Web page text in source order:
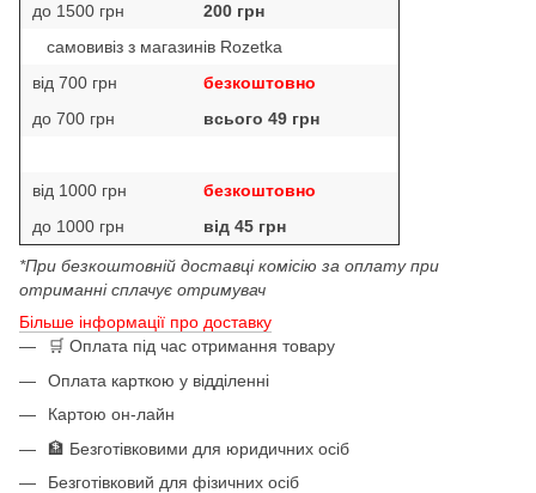
до 1500 грн
200 грн
самовивіз з магазинів Rozetka
від 700 грн
безкоштовно
до 700 грн
всього 49 грн
від 1000 грн
безкоштовно
до 1000 грн
від 45 грн
*При безкоштовній доставці комісію за оплату при
отриманні сплачує отримувач
Більше інформації про доставку
🛒 Оплата під час отримання товару
Оплата карткою у відділенні
Картою он-лайн
🏦 Безготівковими для юридичних осіб
Безготівковий для фізичних осіб